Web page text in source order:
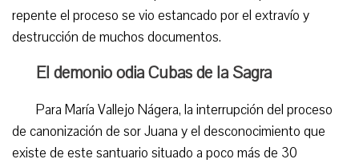
repente el proceso se vio estancado por el extravío y
destrucción de muchos documentos.
El demonio odia Cubas de la Sagra
Para María Vallejo Nágera, la interrupción del proceso
de canonización de sor Juana y el desconocimiento que
existe de este santuario situado a poco más de 30